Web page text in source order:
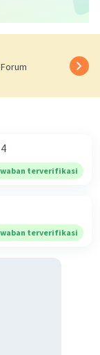
4
terverifikasi
terverifikasi